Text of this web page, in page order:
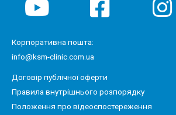
Корпоративна пошта:
info@ksm-clinic.com.ua
Договір публічної оферти
Правила внутрішнього розпорядку
Положення про відеоспостереження